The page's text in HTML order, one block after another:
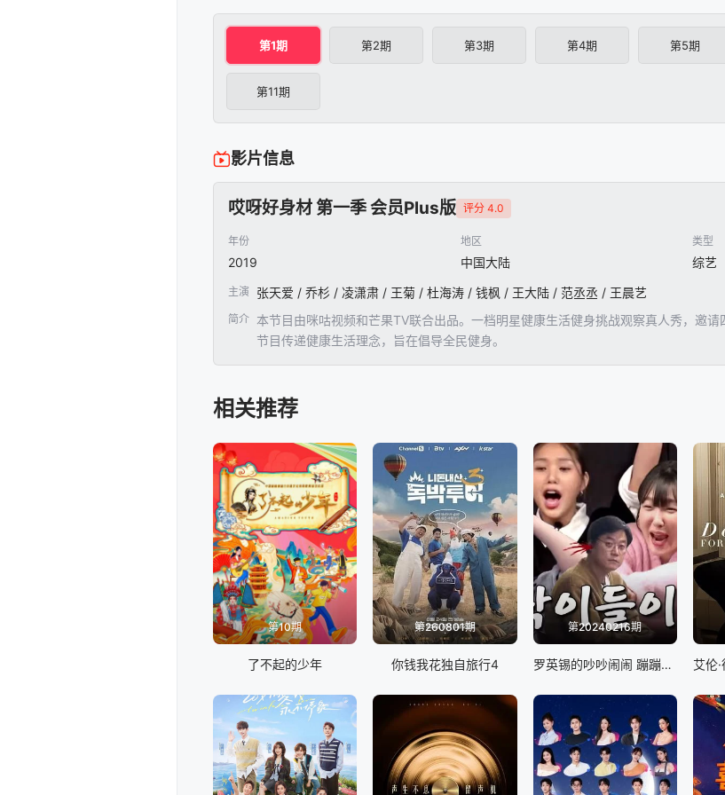
第1期 第2期 第3期 第4期 第5期
第11期
影片信息
哎呀好身材 第一季 会员Plus版 评分 4.0
年份
2019
地区
中国大陆
类型
综艺
主演 张天爱 / 乔杉 / 凌潇肃 / 王菊 / 杜海涛 / 钱枫 / 王大陆 / 范丞丞 / 王晨艺
简介 本节目由咪咕视频和芒果TV联合出品。一档明星健康生活健身挑战观察真人秀，邀
节目传递健康生活理念，旨在倡导全民健身。
相关推荐
第10期
了不起的少年
第260801期
你钱我花独自旅行4
第20240216期
罗英锡的吵吵闹闹 蹦蹦地球游戏厅篇